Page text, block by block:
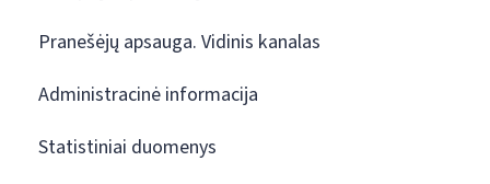
Pranešėjų apsauga. Vidinis kanalas
Administracinė informacija
Statistiniai duomenys